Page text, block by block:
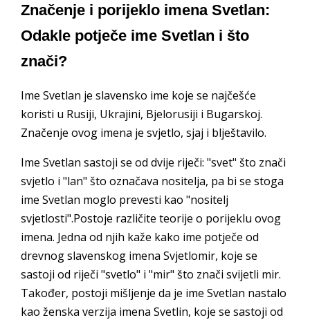
Značenje i porijeklo imena Svetlan:
Odakle potječe ime Svetlan i što
znači?
Ime Svetlan je slavensko ime koje se najčešće
koristi u Rusiji, Ukrajini, Bjelorusiji i Bugarskoj.
Značenje ovog imena je svjetlo, sjaj i blještavilo.
Ime Svetlan sastoji se od dvije riječi: "svet" što znači
svjetlo i "lan" što označava nositelja, pa bi se stoga
ime Svetlan moglo prevesti kao "nositelj
svjetlosti".Postoje različite teorije o porijeklu ovog
imena. Jedna od njih kaže kako ime potječe od
drevnog slavenskog imena Svjetlomir, koje se
sastoji od riječi "svetlo" i "mir" što znači svijetli mir.
Također, postoji mišljenje da je ime Svetlan nastalo
kao ženska verzija imena Svetlin, koje se sastoji od